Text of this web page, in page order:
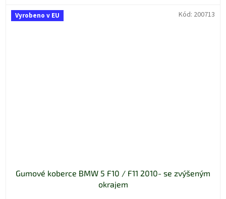
Vyrobeno v EU
Gumové koberce BMW 5 F10 / F11 2010- se zvýšeným
okrajem
Kód: 200713